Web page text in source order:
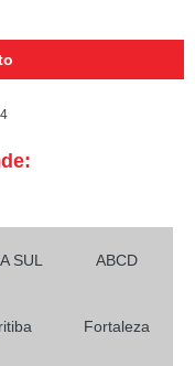
SUL ABCD
Fortaleza